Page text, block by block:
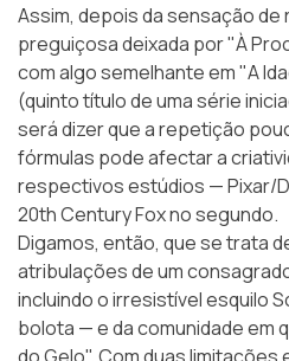
Assim, depois da sensação de
preguiçosa deixada por "À
com algo semelhante em"A
(quinto título de umasérie
será dizer que a repetição
fórmulas pode afectar a
respectivos estúdios — Pixar/
20th Century Fox no segundo.
Digamos, então, que se trata
atribulações de um
incluindo o irresistível esquilo
bolota — e da comunidade em